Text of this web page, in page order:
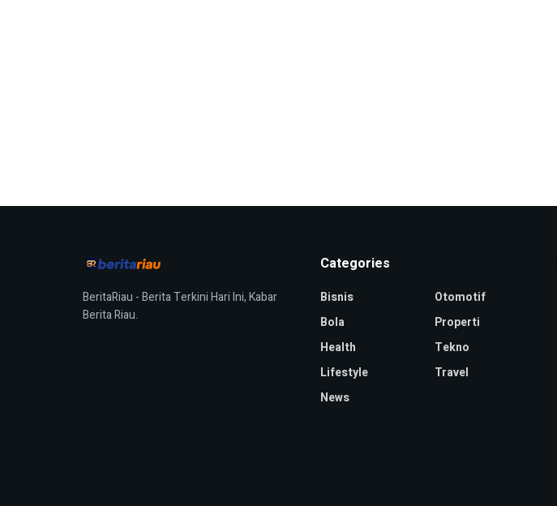
BeritaRiau - Berita Terkini Hari Ini, Kabar
Berita Riau.
Categories
Bisnis
Bola
Health
Lifestyle
News
Otomotif
Properti
Tekno
Travel